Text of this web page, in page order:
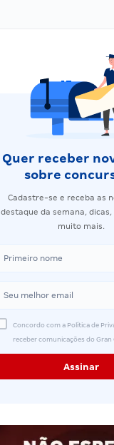
Quer receber
sobre
Cadastre-se e receba as
destaque da semana, dicas,
muito mais.
Concordo com a Política de
receber comunicações do Gran